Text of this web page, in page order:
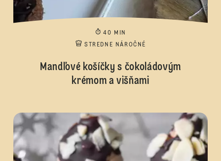
40 MIN
STREDNE NÁROČNÉ
Mandľové košíčky s čokoládovým
krémom a višňami